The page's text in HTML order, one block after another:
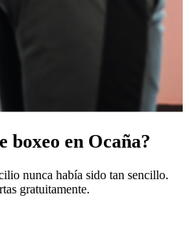
boxeo en Ocaña?
nunca había sido tan sencillo.
gratuitamente.